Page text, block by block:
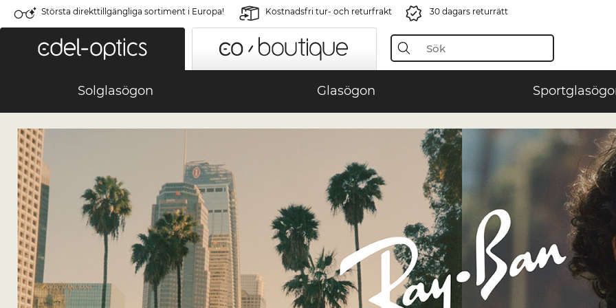
Största direkttillgängliga sortiment i Europa! Kostnadsfri tur- och returfrakt 30 dagars returrätt
Solglasögon Glasögon